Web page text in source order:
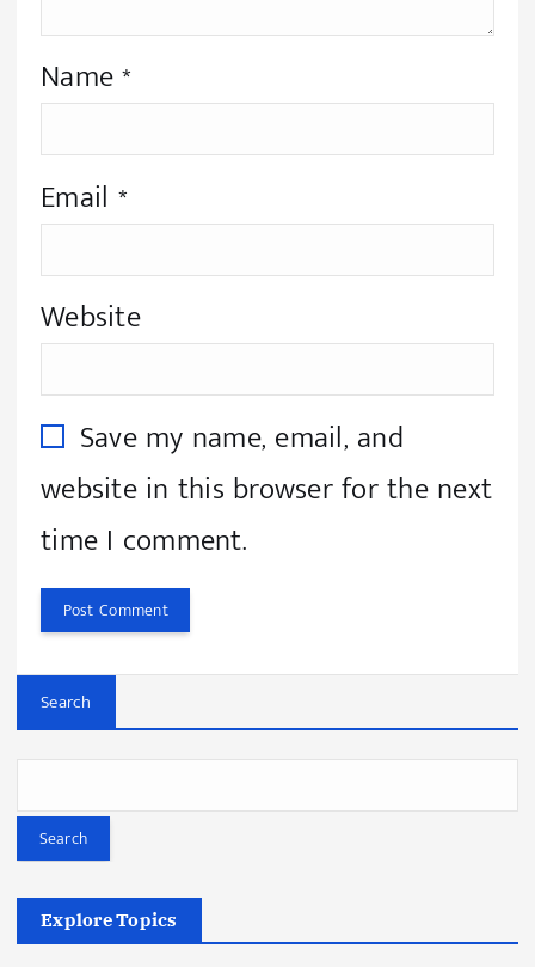
Name*
Email *
Website
Save my name, email, and
website in this browser for the next
time I comment.
Search
Search
Explore Topics